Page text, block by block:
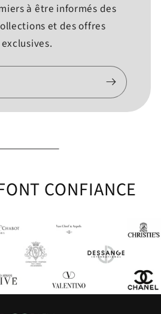
à être informés des
et des offres
exclusives.
CONFIANCE